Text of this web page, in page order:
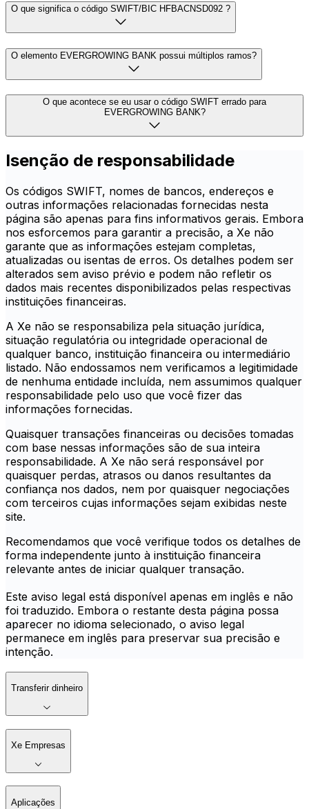
O que significa o código SWIFT/BIC HFBACNSD092 ?
O elemento EVERGROWING BANK possui múltiplos ramos?
O que acontece se eu usar o código SWIFT errado para
EVERGROWING BANK?
Isenção de responsabilidade
Os códigos SWIFT, nomes de bancos, endereços e
outras informações relacionadas fornecidas nesta
página são apenas para fins informativos gerais. Embora
nos esforcemos para garantir a precisão, a Xe não
garante que as informações estejam completas,
atualizadas ou isentas de erros. Os detalhes podem ser
alterados sem aviso prévio e podem não refletir os
dados mais recentes disponibilizados pelas respectivas
instituições financeiras.
A Xe não se responsabiliza pela situação jurídica,
situação regulatória ou integridade operacional de
qualquer banco, instituição financeira ou intermediário
listado. Não endossamos nem verificamos a legitimidade
de nenhuma entidade incluída, nem assumimos qualquer
responsabilidade pelo uso que você fizer das
informações fornecidas.
Quaisquer transações financeiras ou decisões tomadas
com base nessas informações são de sua inteira
responsabilidade. A Xe não será responsável por
quaisquer perdas, atrasos ou danos resultantes da
confiança nos dados, nem por quaisquer negociações
com terceiros cujas informações sejam exibidas neste
site.
Recomendamos que você verifique todos os detalhes de
forma independente junto à instituição financeira
relevante antes de iniciar qualquer transação.
Este aviso legal está disponível apenas em inglês e não
foi traduzido. Embora o restante desta página possa
aparecer no idioma selecionado, o aviso legal
permanece em inglês para preservar sua precisão e
intenção.
Transferir dinheiro
Xe Empresas
Aplicações